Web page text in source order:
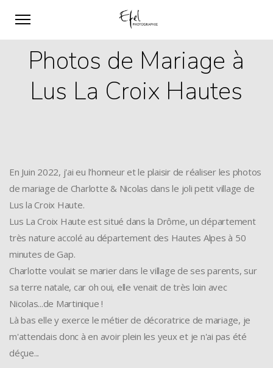
Photos de Mariage à
Lus La Croix Hautes
En Juin 2022, j'ai eu l'honneur et le plaisir de réaliser les photos
de mariage de Charlotte & Nicolas dans le joli petit village de
Lus la Croix Haute.
Lus La Croix Haute est situé dans la Drôme, un département
très nature accolé au département des Hautes Alpes à 50
minutes de Gap.
Charlotte voulait se marier dans le village de ses parents, sur
sa terre natale, car oh oui, elle venait de très loin avec
Nicolas...de Martinique !
Là bas elle y exerce le métier de décoratrice de mariage, je
m'attendais donc à en avoir plein les yeux et je n'ai pas été
déçue...